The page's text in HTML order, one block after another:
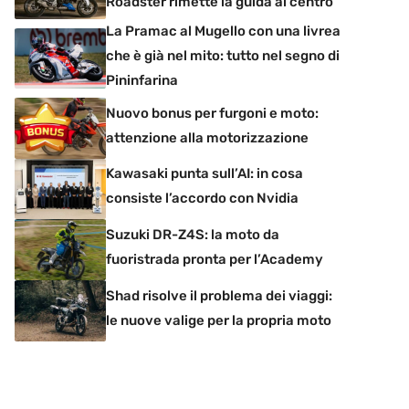
La Pramac al Mugello con una livrea
che è già nel mito: tutto nel segno di
Pininfarina
Nuovo bonus per furgoni e moto:
attenzione alla motorizzazione
Kawasaki punta sull’AI: in cosa
consiste l’accordo con Nvidia
Suzuki DR-Z4S: la moto da
fuoristrada pronta per l’Academy
Shad risolve il problema dei viaggi:
le nuove valige per la propria moto